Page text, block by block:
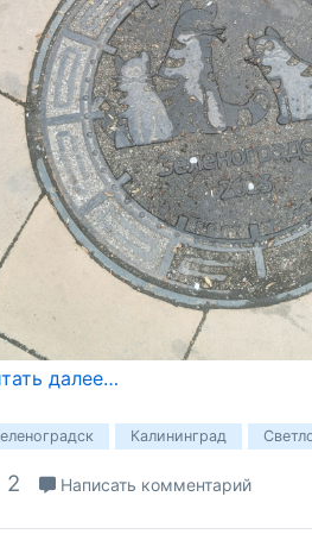
далее…
Калининград
2 Написать комментарий